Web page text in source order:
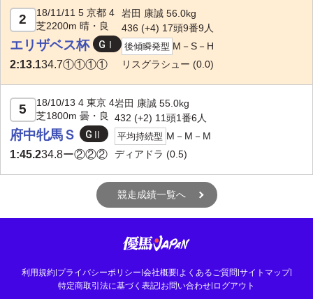
2
18/11/11 5 京都 4
芝2200m 晴・良
エリザベス杯
2:13.134.7①①①①
岩田 康誠 56.0kg
436 (+4) 17頭9番9人
後傾瞬発型 M－S－H
リスグラシュー (0.0)
5
18/10/13 4 東京 4
芝1800m 曇・良
府中牝馬Ｓ
1:45.234.8ー②②②
岩田 康誠 55.0kg
432 (+2) 11頭1番6人
平均持続型 M－M－M
ディアドラ (0.5)
競走成績一覧へ
利用規約| プライバシーポリシー 会社概要| よくあるご質問 サイトマップ|
特定商取引法に基づく表記 お問い合わせ ログアウト